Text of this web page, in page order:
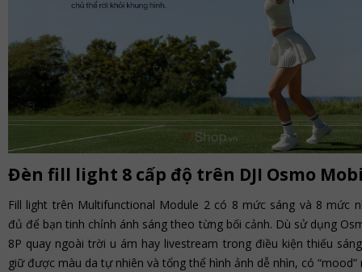
Đèn fill light 8 cấp độ trên DJI Osmo
Fill light trên Multifunctional Module 2 có 8 mức sáng và 8 mức
đủ để bạn tinh chỉnh ánh sáng theo từng bối cảnh. Dù sử dụng
8P quay ngoài trời u ám hay livestream trong điều kiện thiếu
giữ được màu da tự nhiên và tổng thể hình ảnh dễ nhìn, có “mood”